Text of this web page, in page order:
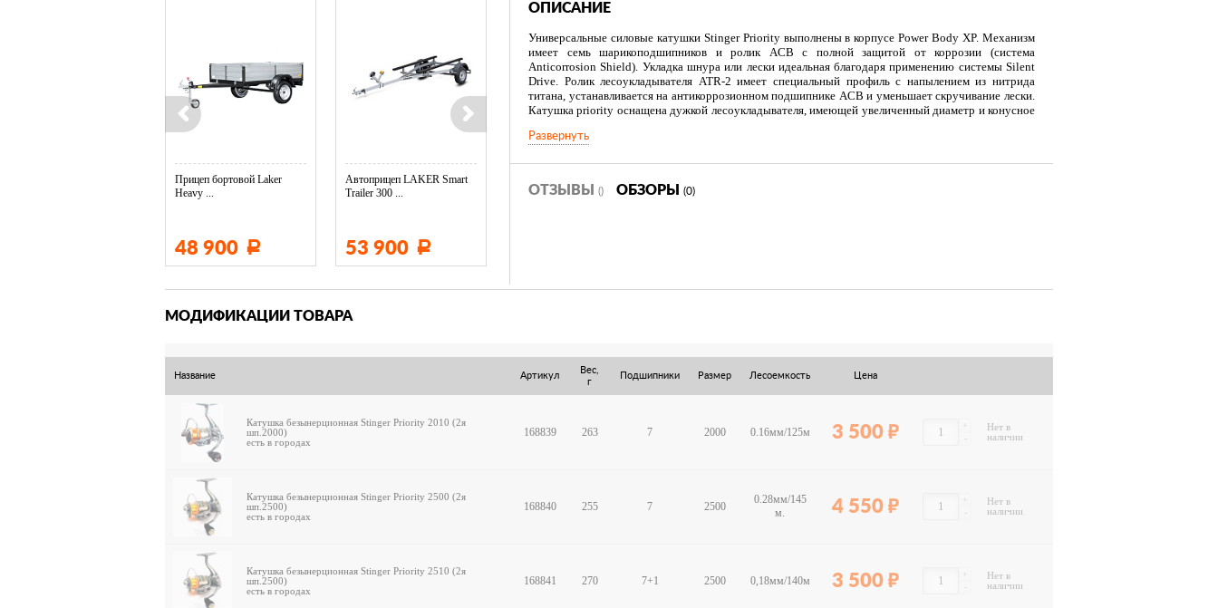
ОПИСАНИЕ
Универсальные силовые катушки Stinger Priority выполнены в корпусе Power Body XP. Механизм
имеет семь шарикоподшипников и ролик ACB с полной защитой от коррозии (система
Anticorrosion Shield). Укладка шнура или лески идеальная благодаря применению системы Silent
Drive. Ролик лесоукладывателя ATR-2 имеет специальный профиль с напылением из нитрида
титана, устанавливается на антикоррозионном подшипнике ACB и уменьшает скручивание лески.
Катушка priority оснащена дужкой лесоукладывателя, имеющей увеличенный диаметр и конусное
держателя ролика лесоукладывателя.
Развернуть
ОТЗЫВЫ () ОБЗОРЫ (0)
Прицеп бортовой Laker
Heavy ...
48 900 Р
Автоприцеп LAKER Smart
Trailer 300 ...
53 900 Р
Duo (Orange ...
...
МОДИФИКАЦИИ ТОВАРА
Название Артикул
Вес,
г
Подшипники Размер Лесоемкость Цена
Катушка безынерционная Stinger Priority 2010 (2я
шп.2000)
есть в городах
168839 263 7 2000 0.16мм/125м 3 500 -
+
Нет в
наличии
Катушка безынерционная Stinger Priority 2500 (2я
шп.2500)
есть в городах
168840 255 7 2500
0.28мм/145
м.
4 550 -
+
Нет в
наличии
Катушка безынерционная Stinger Priority 2510 (2я
шп.2500)
есть в городах
168841 270 7+1 2500 0,18мм/140м 3 500 -
+
Нет в
наличии